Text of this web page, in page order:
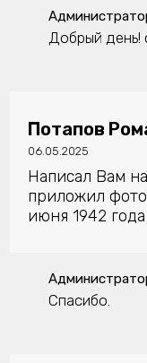
Добрый день!
Потапов
06.05.2025
Написал Вам
приложил
июня 1942 года
Спасибо.